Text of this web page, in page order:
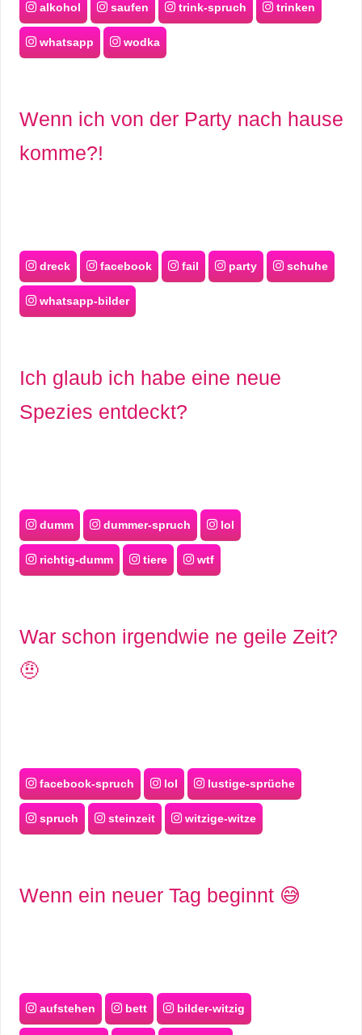
alkohol saufen trink-spruch trinken
whatsapp wodka
Wenn ich von der Party nach hause
komme?!
dreck facebook fail party schuhe
whatsapp-bilder
Ich glaub ich habe eine neue
Spezies entdeckt?
dumm dummer-spruch lol
richtig-dumm tiere wtf
War schon irgendwie ne geile Zeit?
🤨
facebook-spruch lol lustige-sprüche
spruch steinzeit witzige-witze
Wenn ein neuer Tag beginnt 😅
aufstehen bett bilder-witzig